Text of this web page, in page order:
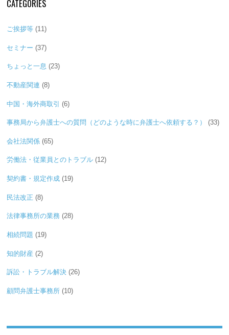
CATEGORIES
ご挨拶等 (11)
セミナー (37)
ちょっと一息 (23)
不動産関連 (8)
中国・海外商取引 (6)
事務局から弁護士への質問（どのような時に弁護士へ依頼する？） (33)
会社法関係 (65)
労働法・従業員とのトラブル (12)
契約書・規定作成 (19)
民法改正 (8)
法律事務所の業務 (28)
相続問題 (19)
知的財産 (2)
訴訟・トラブル解決 (26)
顧問弁護士事務所 (10)